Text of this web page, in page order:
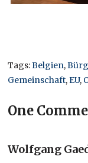
Tags:Belgien,
Gemeinschaft,EU,
One
Wolfgang